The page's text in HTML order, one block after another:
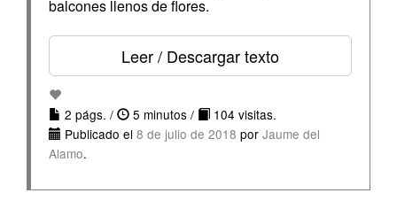
balcones llenos de flores.
Leer / Descargar texto
2 págs. / 5 minutos /
104 visitas.
Publicado el 8 de julio de 2018 por Jaume del
Alamo.